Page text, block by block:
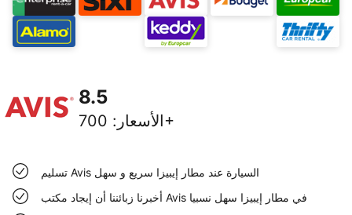
8.5
الأسعار : 700+
تسليم Avis السيارة عند مطار إيبيزا سريع و سهل
أخبرنا زبائننا أن إيجاد مكتب Avis في مطار إيبيزا سهل نسبيا